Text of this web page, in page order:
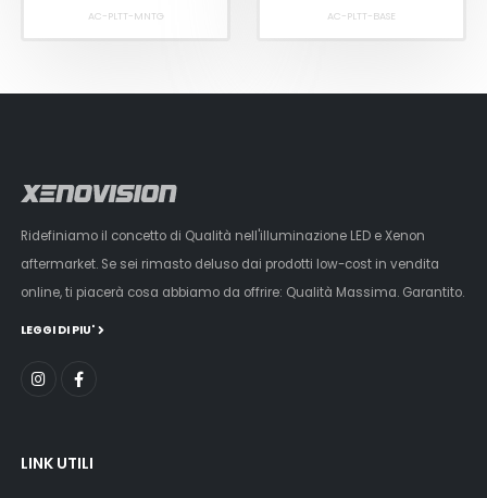
AC-PLTT-MNTG AC-PLTT-BASE
Ridefiniamo il concetto di Qualità nell'illuminazione LED e Xenon
aftermarket. Se sei rimasto deluso dai prodotti low-cost in vendita
online, ti piacerà cosa abbiamo da offrire: Qualità Massima. Garantito.
LEGGI DI PIU'
LINK UTILI